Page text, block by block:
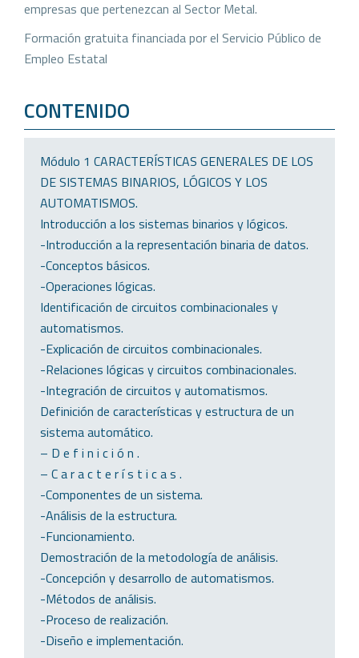
empresas que pertenezcan al Sector Metal.
Formación gratuita financiada por el Servicio Público de
Empleo Estatal
CONTENIDO
Módulo 1 CARACTERÍSTICAS GENERALES DE LOS
DE SISTEMAS BINARIOS, LÓGICOS Y LOS
AUTOMATISMOS.
Introducción a los sistemas binarios y lógicos.
-Introducción a la representación binaria de datos.
-Conceptos básicos.
-Operaciones lógicas.
Identificación de circuitos combinacionales y
automatismos.
-Explicación de circuitos combinacionales.
-Relaciones lógicas y circuitos combinacionales.
-Integración de circuitos y automatismos.
Definición de características y estructura de un
sistema automático.
– D e f i n i c i ó n .
– C a r a c t e r í s t i c a s .
-Componentes de un sistema.
-Análisis de la estructura.
-Funcionamiento.
Demostración de la metodología de análisis.
-Concepción y desarrollo de automatismos.
-Métodos de análisis.
-Proceso de realización.
-Diseño e implementación.